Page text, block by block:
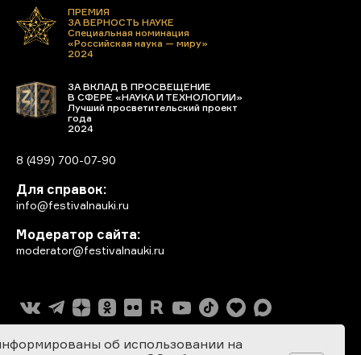
ПРЕМИЯ
ЗА ВЕРНОСТЬ НАУКЕ
Специальная номинация
«Российская наука — миру»
2024
ЗА ВКЛАД В ПРОСВЕЩЕНИЕ
В СФЕРЕ «НАУКА И ТЕХНОЛОГИИ»
Лучший просветительский проект
года
2024
8 (499) 700-07-90
Для справок:
info@festivalnauki.ru
Модератор сайта:
moderator@festivalnauki.ru
об использовании на